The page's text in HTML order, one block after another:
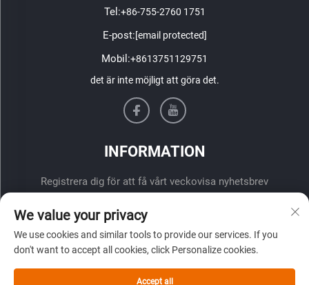
Tel:+86-755-2760 1751
E-post:[email protected]
Mobil:+8613751129751
det är inte möjligt att göra det.
INFORMATION
Registrera dig för att få vårt veckovisa nyhetsbrev
We value your privacy
We use cookies and similar tools to provide our services. If you
don't want to accept all cookies, click Personalize cookies.
Accept all